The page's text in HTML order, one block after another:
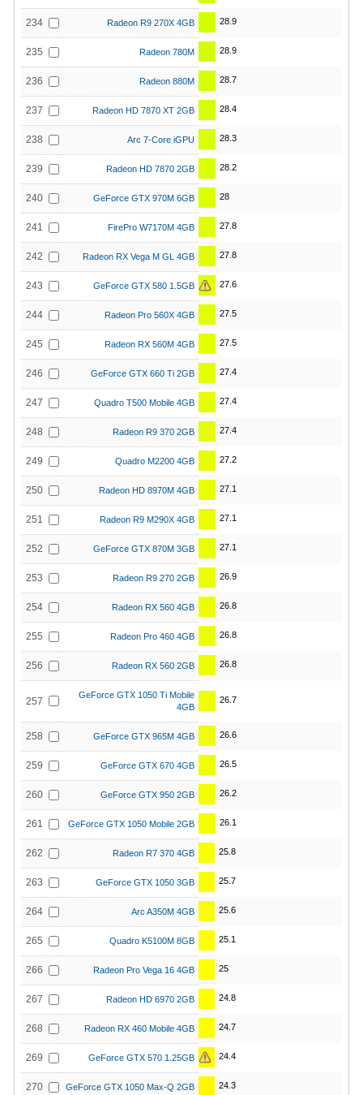
234 Radeon R9 270X 4GB 28.9
235 Radeon 780M 28.9
236 Radeon 880M 28.7
237 Radeon HD 7870 XT 2GB 28.4
238 Arc 7-Core iGPU 28.3
239 Radeon HD 7870 2GB 28.2
240 GeForce GTX 970M 6GB 28
241 FirePro W7170M 4GB 27.8
242 Radeon RX Vega M GL 4GB 27.8
243 GeForce GTX 580 1.5GB 27.6
244 Radeon Pro 560X 4GB 27.5
245 Radeon RX 560M 4GB 27.5
246 GeForce GTX 660 Ti 2GB 27.4
247 Quadro T500 Mobile 4GB 27.4
248 Radeon R9 370 2GB 27.4
249 Quadro M2200 4GB 27.2
250 Radeon HD 8970M 4GB 27.1
251 Radeon R9 M290X 4GB 27.1
252 GeForce GTX 870M 3GB 27.1
253 Radeon R9 270 2GB 26.9
254 Radeon RX 560 4GB 26.8
255 Radeon Pro 460 4GB 26.8
256 Radeon RX 560 2GB 26.8
257
GeForce GTX 1050 Ti Mobile
4GB
26.7
258 GeForce GTX 965M 4GB 26.6
259 GeForce GTX 670 4GB 26.5
260 GeForce GTX 950 2GB 26.2
261 GeForce GTX 1050 Mobile 2GB 26.1
262 Radeon R7 370 4GB 25.8
263 GeForce GTX 1050 3GB 25.7
264 Arc A350M 4GB 25.6
265 Quadro K5100M 8GB 25.1
266 Radeon Pro Vega 16 4GB 25
267 Radeon HD 6970 2GB 24.8
268 Radeon RX 460 Mobile 4GB 24.7
269 GeForce GTX 570 1.25GB 24.4
270 GeForce GTX 1050 Max-Q 2GB 24.3